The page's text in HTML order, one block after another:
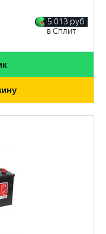
5 013 руб.
в Сплит